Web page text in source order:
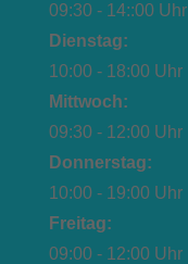
09:30 - 14::00 Uhr
Dienstag:
10:00 - 18:00 Uhr
Mittwoch:
09:30 - 12:00 Uhr
Donnerstag:
10:00 - 19:00 Uhr
Freitag:
09:00 - 12:00 Uhr